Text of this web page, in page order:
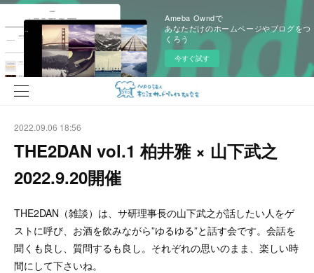
Ameba Owndで
あなただけのホームページやブログをつ
くろう
今すぐ試す
2022.09.06 18:56
THE2DAN vol.1 柏井雅 × 山下武之
2022.9.20開催
THE2DAN（雑談）は、サ研理事長の山下武之が話したい人をゲ
ストに呼び、お酒を飲みながら”ゆるゆる”と話す会です。会話を
聞くも良し、質問するも良し。それぞれの思いのまま、楽しい時
間にして下さいね。